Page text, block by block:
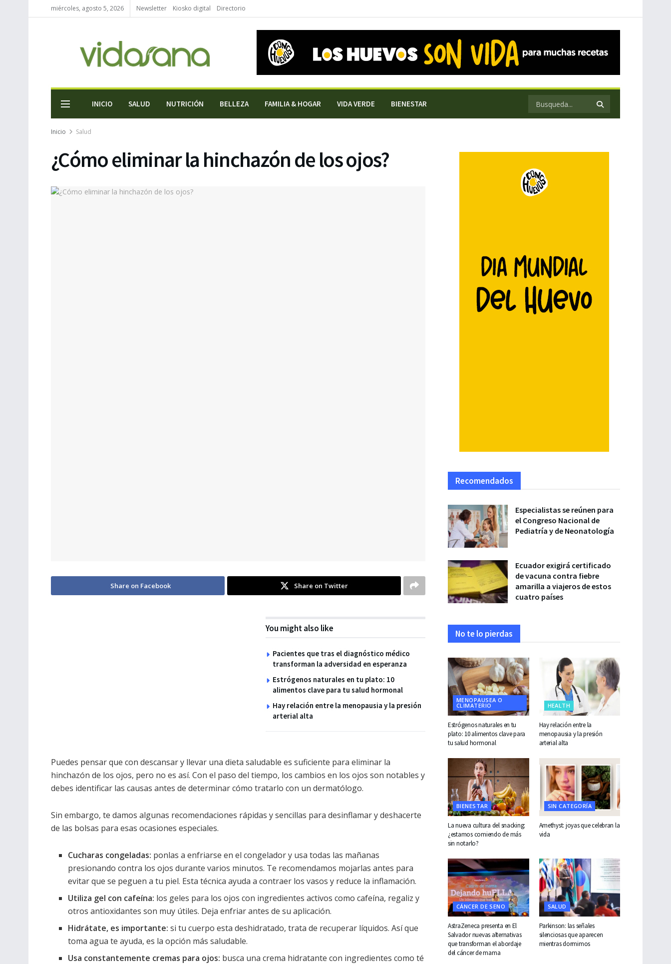
miércoles, agosto 5, 2026 Newsletter Kiosko digital Directorio
INICIO SALUD NUTRICIÓN BELLEZA FAMILIA & HOGAR VIDA VERDE BIENESTAR
Inicio Salud
¿Cómo eliminar la hinchazón de los ojos?
Share on Facebook Share on Twitter
You might also like
Pacientes que tras el diagnóstico médico
transforman la adversidad en esperanza
Estrógenos naturales en tu plato: 10
alimentos clave para tu salud hormonal
Hay relación entre la menopausia y la presión
arterial alta
Puedes pensar que con descansar y llevar una dieta saludable es suficiente para eliminar la
hinchazón de los ojos, pero no es así. Con el paso del tiempo, los cambios en los ojos son notables y
debes identificar las causas antes de determinar cómo tratarlo con un dermatólogo.
Sin embargo, te damos algunas recomendaciones rápidas y sencillas para desinflamar y deshacerte
de las bolsas para esas ocasiones especiales.
Cucharas congeladas: ponlas a enfriarse en el congelador y usa todas las mañanas
presionando contra los ojos durante varios minutos. Te recomendamos mojarlas antes para
evitar que se peguen a tu piel. Esta técnica ayuda a contraer los vasos y reduce la inflamación.
Utiliza gel con cafeína: los geles para los ojos con ingredientes activos como cafeína, regaliz y
otros antioxidantes son muy útiles. Deja enfriar antes de su aplicación.
Hidrátate, es importante: si tu cuerpo esta deshidratado, trata de recuperar líquidos. Así que
toma agua te ayuda, es la opción más saludable.
Usa constantemente cremas para ojos: busca una crema hidratante con ingredientes como té
Recomendados
Especialistas se reúnen para
el Congreso Nacional de
Pediatría y de Neonatología
Ecuador exigirá certificado
de vacuna contra fiebre
amarilla a viajeros de estos
cuatro países
No te lo pierdas
MENOPAUSEA O
CLIMATERIO
Estrógenos naturales en tu
plato: 10 alimentos clave para
tu salud hormonal
HEALTH
Hay relación entre la
menopausia y la presión
arterial alta
BIENESTAR
La nueva cultura del snacking:
¿estamos comiendo de más
sin notarlo?
SIN CATEGORÍA
Amethyst: joyas que celebran la
vida
CÁNCER DE SENO
AstraZeneca presenta en El
Salvador nuevas alternativas
que transforman el abordaje
del cáncer de mama
SALUD
Parkinson: las señales
silenciosas que aparecen
mientras dormimos